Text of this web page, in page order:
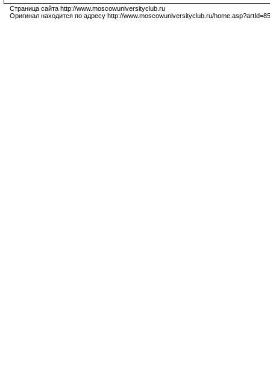
Страница сайта http://www.moscowuniversityclub.ru
Оригинал находится по адресу http://www.moscowuniversityclub.ru/